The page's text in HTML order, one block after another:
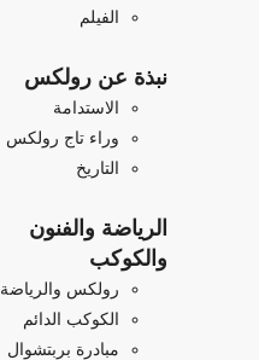
الفيلم
نبذة عن رولكس
الاستدامة
وراء تاج رولكس
التاريخ
الرياضة والفنون
والكوكب
رولكس والرياضة
الكوكب الدائم
مبادرة بربتشوال